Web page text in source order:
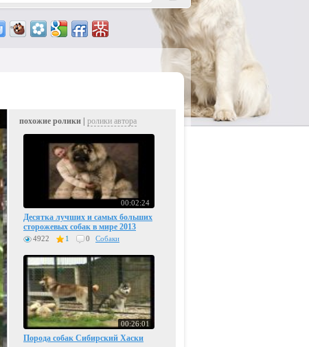
похожие ролики | ролики автора
00:02:24
Десятка лучших и самых больших
сторожевых собак в мире 2013
4922 1 0 Собаки
00:26:01
Порода собак Сибирский Хаски